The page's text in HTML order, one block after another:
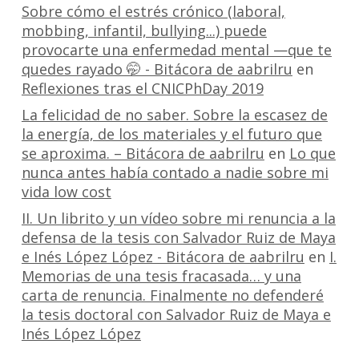
Sobre cómo el estrés crónico (laboral,
mobbing, infantil, bullying...) puede
provocarte una enfermedad mental —que te
quedes rayado 🤭 - Bitácora de aabrilru en
Reflexiones tras el CNICPhDay 2019
La felicidad de no saber. Sobre la escasez de
la energía, de los materiales y el futuro que
se aproxima. – Bitácora de aabrilru en Lo que
nunca antes había contado a nadie sobre mi
vida low cost
II. Un librito y un vídeo sobre mi renuncia a la
defensa de la tesis con Salvador Ruiz de Maya
e Inés López López - Bitácora de aabrilru en I.
Memorias de una tesis fracasada… y una
carta de renuncia. Finalmente no defenderé
la tesis doctoral con Salvador Ruiz de Maya e
Inés López López